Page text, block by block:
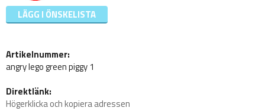
LÄGG I ÖNSKELISTA
Artikelnummer:
angry lego green piggy 1
Direktlänk:
Högerklicka och kopiera adressen